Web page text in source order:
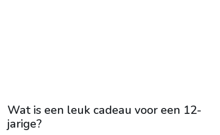
Wat is een leuk cadeau voor een 12-
jarige?